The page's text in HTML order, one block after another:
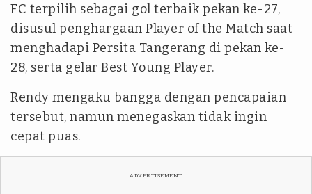
FC terpilih sebagai gol terbaik pekan ke-27,
disusul penghargaan Player of the Match saat
menghadapi Persita Tangerang di pekan ke-
28, serta gelar Best Young Player.
Rendy mengaku bangga dengan pencapaian
tersebut, namun menegaskan tidak ingin
cepat puas.
ADVERTISEMENT